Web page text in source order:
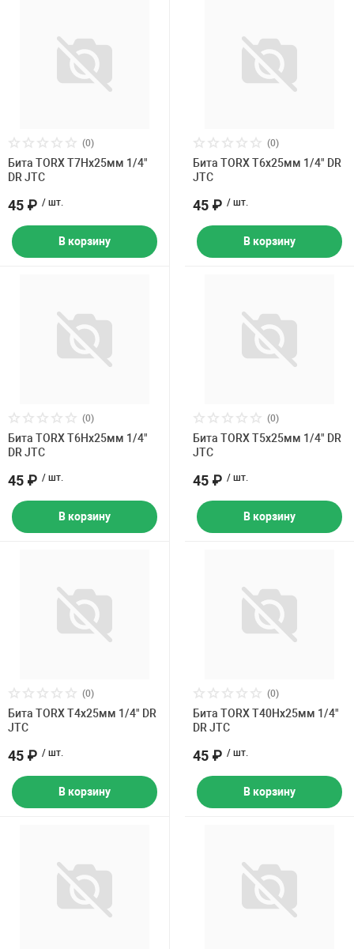
(0)
Бита TORX Т7Hх25мм 1/4"
DR JTC
45 ₽ / шт.
В корзину
(0)
Бита TORX Т6х25мм 1/4" DR
JTC
45 ₽ / шт.
В корзину
(0)
Бита TORX Т6Hх25мм 1/4"
DR JTC
45 ₽ / шт.
В корзину
(0)
Бита TORX Т5х25мм 1/4" DR
JTC
45 ₽ / шт.
В корзину
(0)
Бита TORX Т4х25мм 1/4" DR
JTC
45 ₽ / шт.
В корзину
(0)
Бита TORX Т40Hх25мм 1/4"
DR JTC
45 ₽ / шт.
В корзину